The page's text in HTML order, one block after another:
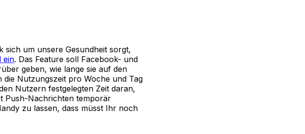
sich um unsere Gesundheit sorgt,
ein. Das Feature soll Facebook- und
geben, wie lange sie auf den
die Nutzungszeit pro Woche und Tag
Nutzern festgelegten Zeit daran,
Push-Nachrichten temporär
zu lassen, dass müsst Ihr noch